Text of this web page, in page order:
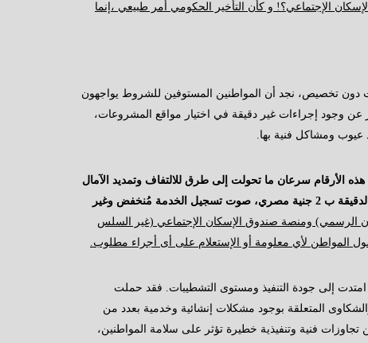
الإجتماعي؟! و كأن التأخير الحكومي أمر طبيعي ،إنما
تخصيص، نجد أن المواطنين المستوفين للشروط يواجهون
وجود إجراءات غير دقيقة في اختيار مواقع المشروعات،
عيوب ومشاكل فنية بها.
هذه الأرقام سرعان ما تحولت إلى طرق للالتفاف وتمديد الآمال
دون حلول جذرية، بالإضافة لإستزاف مالي بسعر الدقيقة المُبالغ فيه(الدقيقة ب 2 جنية مصري، صوت تسجيل الخدمة مُنخفض وغير
الرسمي) ومنصة صندوق الإسكان الإجتماعي (غير السلس
المواطن لأي معلومة أو الإستعلام على أى أجراء مطلوب.
إلى جودة التنفيذ ومستوى التشطيبات. فقد حملت
المتعلقة بوجود مشكلات إنشائية وخدمية بعدد من
فنية وتنفيذية خطيرة تؤثر على سلامة المواطنين،